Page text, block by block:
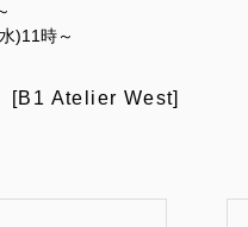
)11時～
Atelier West]